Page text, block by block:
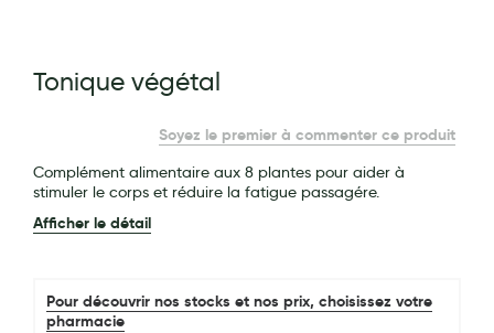
Accessoires, coutellerie, brosserie
Parfums et bougies d'ambiance
Mon bébé
Tonique végétal
Soyez le premier à commenter ce produit
Complément alimentaire aux 8 plantes pour aider à
stimuler le corps et réduire la fatigue passagére.
Afficher le détail
Pour découvrir nos stocks et nos prix, choisissez votre
pharmacie